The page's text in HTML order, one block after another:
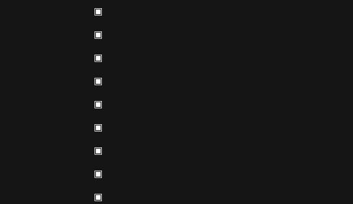
▣
▣
▣
▣
▣
▣
▣
▣
▣